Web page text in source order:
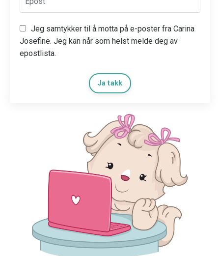
Jeg samtykker til å motta på e-poster fra Carina
Josefine. Jeg kan når som helst melde deg av
epostlista.
Ja takk